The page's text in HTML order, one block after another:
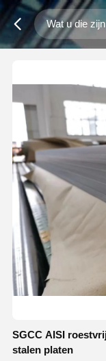
SGCC AISI
stalen platen